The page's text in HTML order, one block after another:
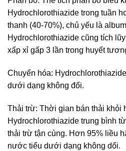
Hydrochlorothiazide trong tuần
thanh (40-70%), chủ yếu là
Hydrochlorothiazide cũng tích
xấp xỉ gấp 3 lần trong huyết
Chuyển hóa:
dưới dạng không đổi.
Thải trừ: Thời gian bán thải khỏi
Hydrochlorothiazide trung bình
thải trừ tận cùng. Hơn 95% liều
nước tiểu dưới dạng không dổi.